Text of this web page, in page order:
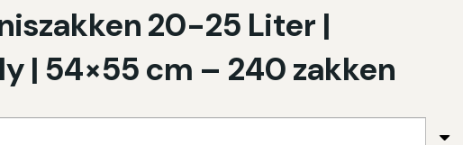
20-25 Liter |
| 54×55 cm – 240 zakken